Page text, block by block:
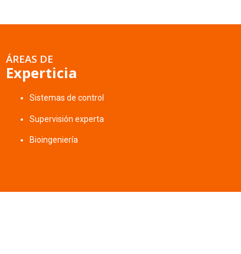
ÁREAS DE
Experticia
Sistemas de control
Supervisión experta
Bioingeniería